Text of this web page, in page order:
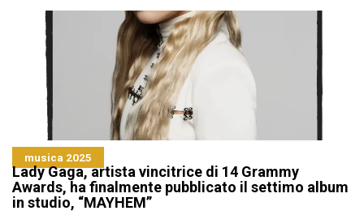
musica 2025
Lady Gaga, artista vincitrice di 14 Grammy
Awards, ha finalmente pubblicato il settimo album
in studio, “MAYHEM”